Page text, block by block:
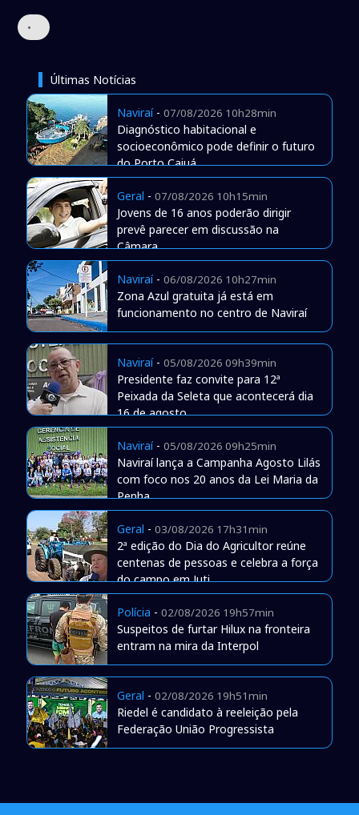
•
Últimas Notícias
Naviraí- 07/08/2026 10h28min
Diagnóstico habitacional e
socioeconômico pode definir o futuro
do Porto Caiuá
Geral - 07/08/2026 10h15min
Jovens de 16 anos poderão dirigir
prevê parecer em discussão na
Câmara
Naviraí- 06/08/2026 10h27min
Zona Azul gratuita já está em
funcionamento no centro de Naviraí
Naviraí- 05/08/2026 09h39min
Presidente faz convite para 12ª
Peixada da Seleta que acontecerá dia
16 de agosto
Naviraí- 05/08/2026 09h25min
Naviraí lança a Campanha Agosto Lilás
com foco nos 20 anos da Lei Maria da
Penha
Geral - 03/08/2026 17h31min
2ª edição do Dia do Agricultor reúne
centenas de pessoas e celebra a força
do campo em Juti
Polícia - 02/08/2026 19h57min
Suspeitos de furtar Hilux na fronteira
entram na mira da Interpol
Geral - 02/08/2026 19h51min
Riedel é candidato à reeleição pela
Federação União Progressista